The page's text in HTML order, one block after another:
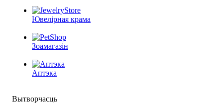
Ювелірная крама
Зоамагазін
Аптэка
Вытворчасць